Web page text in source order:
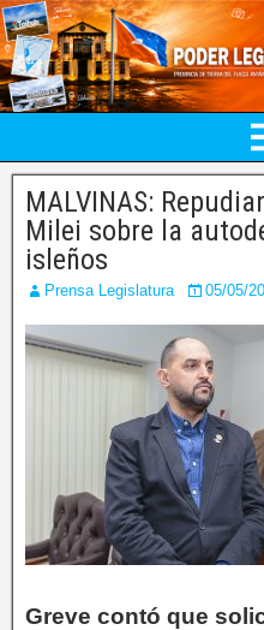
MALVINAS:
Milei sobre la
isleños
Prensa Legislatura 05/05/
Greve contó que